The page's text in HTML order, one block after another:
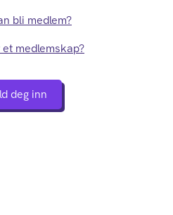
bli medlem?
medlemskap?
deg inn